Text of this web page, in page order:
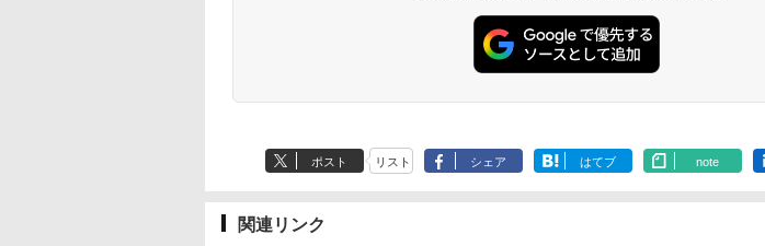
ポスト リスト シェア はてブ note
関連リンク